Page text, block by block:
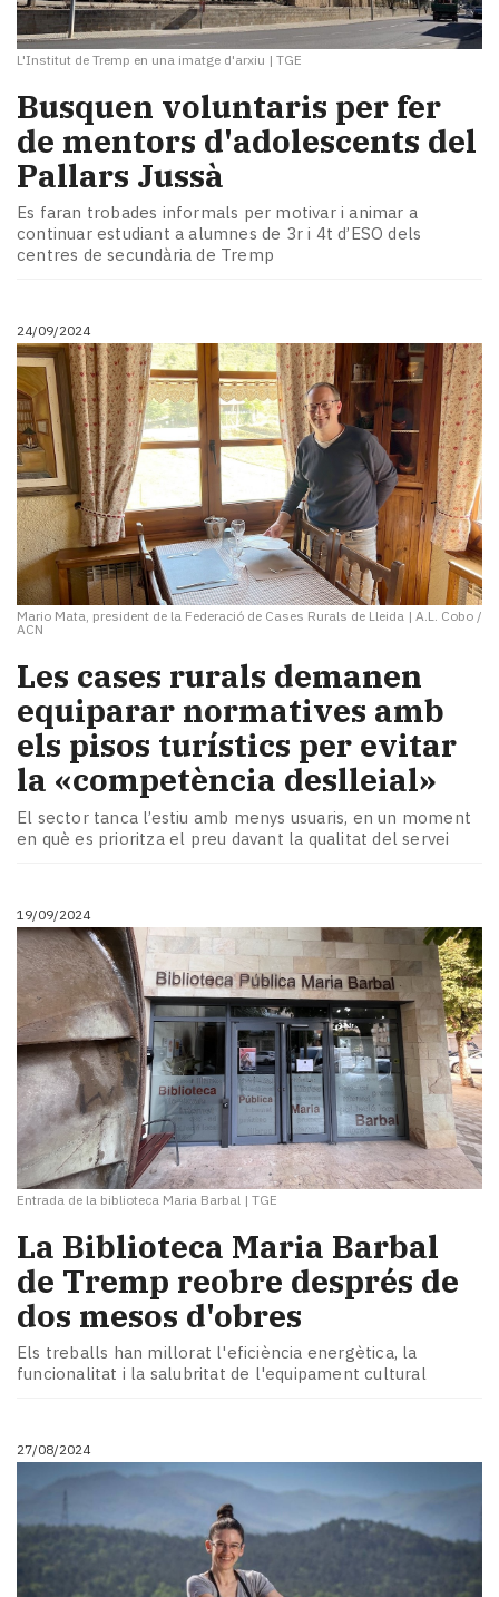
L'Institut de Tremp en una imatge d'arxiu | TGE
Busquen voluntaris per fer
de mentors d'adolescents del
Pallars Jussà
Es faran trobades informals per motivar i animar a
continuar estudiant a alumnes de 3r i 4t d’ESO dels
centres de secundària de Tremp
24/09/2024
Mario Mata, president de la Federació de Cases Rurals de Lleida | A.L. Cobo /
ACN
Les cases rurals demanen
equiparar normatives amb
els pisos turístics per evitar
la «competència deslleial»
El sector tanca l’estiu amb menys usuaris, en un moment
en què es prioritza el preu davant la qualitat del servei
19/09/2024
Entrada de la biblioteca Maria Barbal | TGE
La Biblioteca Maria Barbal
de Tremp reobre després de
dos mesos d'obres
Els treballs han millorat l'eficiència energètica, la
funcionalitat i la salubritat de l'equipament cultural
27/08/2024